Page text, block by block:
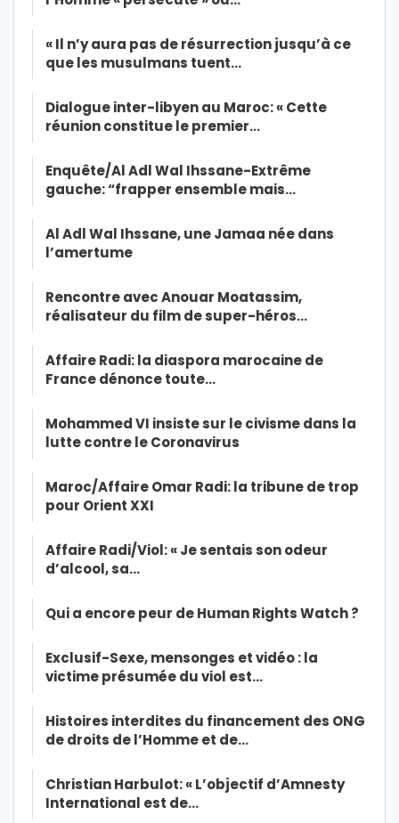
« Il n’y aura pas de résurrection jusqu’à ce
que les musulmans tuent…
Dialogue inter-libyen au Maroc: « Cette
réunion constitue le premier…
Enquête/Al Adl Wal Ihssane-Extrême
gauche: “frapper ensemble mais…
Al Adl Wal Ihssane, une Jamaa née dans
l’amertume
Rencontre avec Anouar Moatassim,
réalisateur du film de super-héros…
Affaire Radi: la diaspora marocaine de
France dénonce toute…
Mohammed VI insiste sur le civisme dans la
lutte contre le Coronavirus
Maroc/Affaire Omar Radi: la tribune de trop
pour Orient XXI
Affaire Radi/Viol: « Je sentais son odeur
d’alcool, sa…
Qui a encore peur de Human Rights Watch ?
Exclusif-Sexe, mensonges et vidéo : la
victime présumée du viol est…
Histoires interdites du financement des ONG
de droits de l’Homme et de…
Christian Harbulot: « L’objectif d’Amnesty
International est de…